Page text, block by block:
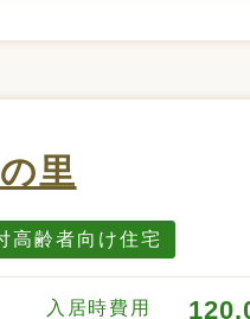
里
高齢者向け住宅
入居時費用